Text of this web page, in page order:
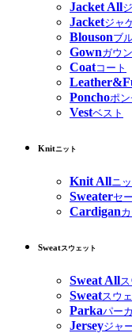
Jacket All
Jacketジャ
Blousonブ
Gownガウン
Coatコート
Ponchoポン
Vestベスト
Knitニット
Knit Allニ
Sweaterセ
Cardigan
Sweatスウェット
Sweat All
Sweatスウ
Parkaパーカ
Jerseyジャ